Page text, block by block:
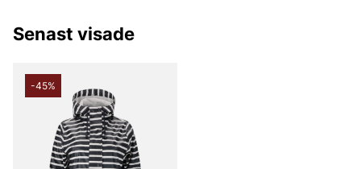
Weather Report grundades i Danmark och har sina
rötter i den skandinaviska traditionen av att skapa
Grundarnas vision var att erbjuda ytterkläder som
kunde möta kraven från det nordiska klimatet,
samtidigt som de tilltalade en bred publik med sitt
stilrena och moderna design.
Produktutbud och Design
Senast visade
-45%